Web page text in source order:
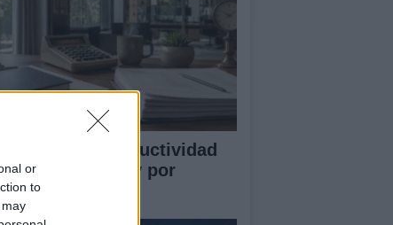
or
to
medir la productividad
hora trabajada y por